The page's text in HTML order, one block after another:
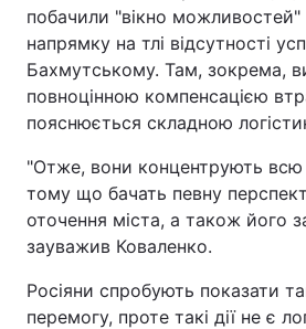
побачили "вікно можливостей"
напрямку на тлі відсутності
Бахмутському. Там, зокрема,
повноцінною компенсацією
пояснюється складною
"Отже, вони концентрують всю
тому що бачать певну
оточення міста, а також його
зауважив Коваленко.
Росіяни спробують показати
перемогу, проте такі дії не є